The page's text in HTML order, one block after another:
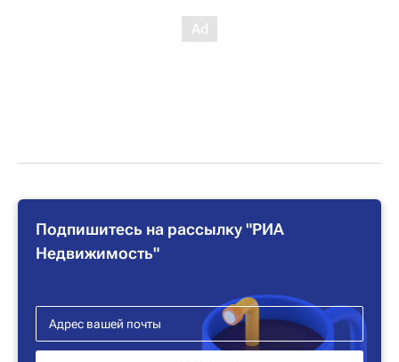
Подпишитесь на рассылку "РИА
Недвижимость"